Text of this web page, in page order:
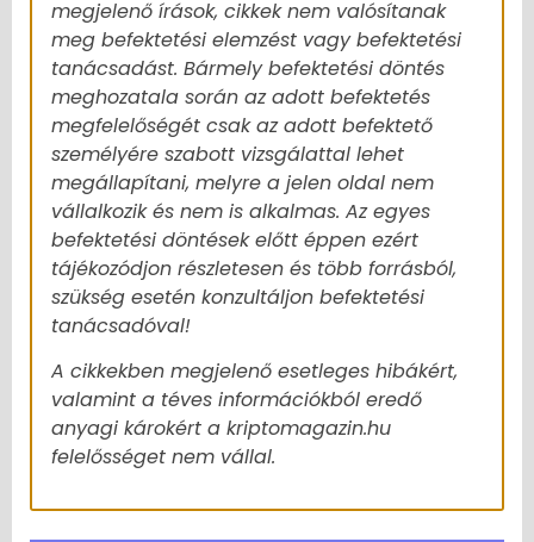
megjelenő írások, cikkek nem valósítanak
meg befektetési elemzést vagy befektetési
tanácsadást. Bármely befektetési döntés
meghozatala során az adott befektetés
megfelelőségét csak az adott befektető
személyére szabott vizsgálattal lehet
megállapítani, melyre a jelen oldal nem
vállalkozik és nem is alkalmas. Az egyes
befektetési döntések előtt éppen ezért
tájékozódjon részletesen és több forrásból,
szükség esetén konzultáljon befektetési
tanácsadóval!
A cikkekben megjelenő esetleges hibákért,
valamint a téves információkból eredő
anyagi károkért a kriptomagazin.hu
felelősséget nem vállal.